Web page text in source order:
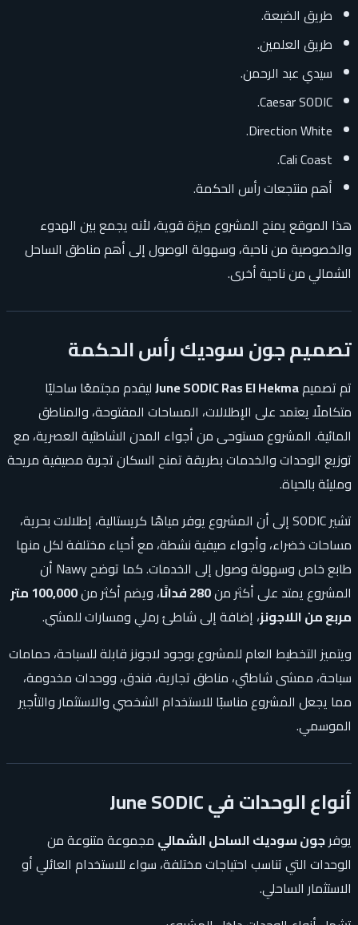
طريق الضبعة.
طريق العلمين.
سيدي عبد الرحمن.
Caesar SODIC.
Direction White.
Cali Coast.
أهم منتجعات رأس الحكمة.
هذا الموقع يمنح المشروع ميزة قوية، لأنه يجمع بين الهدوء
والخصوصية من ناحية، وسهولة الوصول إلى أهم مناطق الساحل
الشمالي من ناحية أخرى.
تصميم جون سوديك رأس الحكمة
تم تصميمJune SODIC Ras El Hekmaليقدم مجتمعًا ساحليًا
متكاملًا يعتمد على الإطلالات، المساحات المفتوحة، والمناطق
المائية. المشروع مستوحى من أجواء المدن الشاطئية العصرية، مع
توزيع الوحدات والخدمات بطريقة تمنح السكان تجربة مصيفية مريحة
ومليئة بالحياة.
تشير SODIC إلى أن المشروع يوفر مياهًا كريستالية، إطلالات بحرية،
مساحات خضراء، وأجواء صيفية نشطة، مع أحياء مختلفة لكل منها
طابع خاص وسهولة وصول إلى الخدمات. كما توضح Nawy أن
المشروع يمتد على أكثر من280 فدانًا ، ويضم أكثر من
100,000 متر
مربع من اللاجونز، إضافة إلى شاطئ رملي ومسارات للمشي.
ويتميز التخطيط العام للمشروع بوجود لاجونز قابلة للسباحة، حمامات
سباحة، ممشى شاطئي، مناطق تجارية، فندق، ووحدات مخدومة،
مما يجعل المشروع مناسبًا للاستخدام الشخصي والاستثمار والتأجير
الموسمي.
أنواع الوحدات في June SODIC
يوفرجون سوديك الساحل الشمالي مجموعة متنوعة من
الوحدات التي تناسب احتياجات مختلفة، سواء للاستخدام العائلي أو
الاستثمار الساحلي.